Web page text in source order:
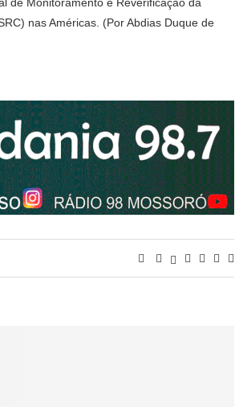
nas Américas. (Por Abdias Duque de